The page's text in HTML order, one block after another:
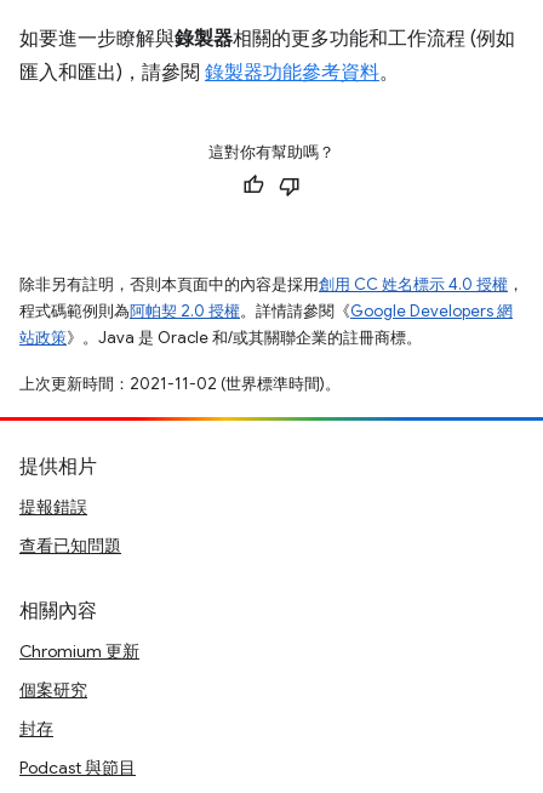
如要進一步瞭解與錄製器相關的更多功能和工作流程 (例如
匯入和匯出)，請參閱 錄製器功能參考資料。
這對你有幫助嗎？
除非另有註明，否則本頁面中的內容是採用創用 CC 姓名標示 4.0 授權 ，
程式碼範例則為阿帕契 2.0 授權。詳情請參閱《Google Developers 網
站政策》。Java 是 Oracle 和/或其關聯企業的註冊商標。
上次更新時間：2021-11-02 (世界標準時間)。
提供相片
提報錯誤
查看已知問題
相關內容
Chromium 更新
個案研究
封存
Podcast 與節目